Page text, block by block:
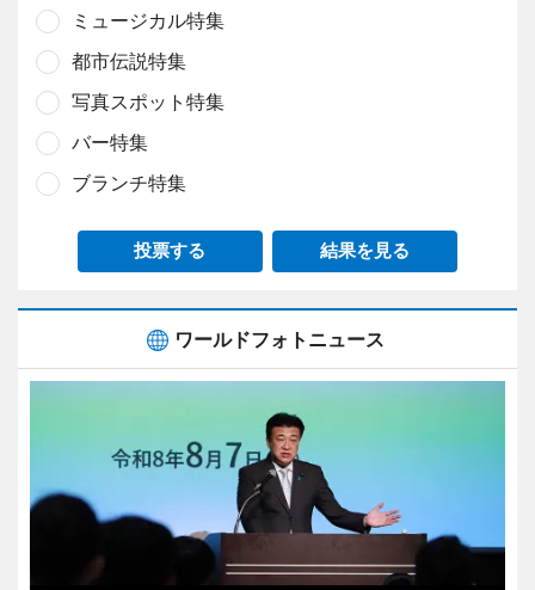
ミュージカル特集
都市伝説特集
写真スポット特集
バー特集
ブランチ特集
投票する 結果を見る
ワールドフォトニュース